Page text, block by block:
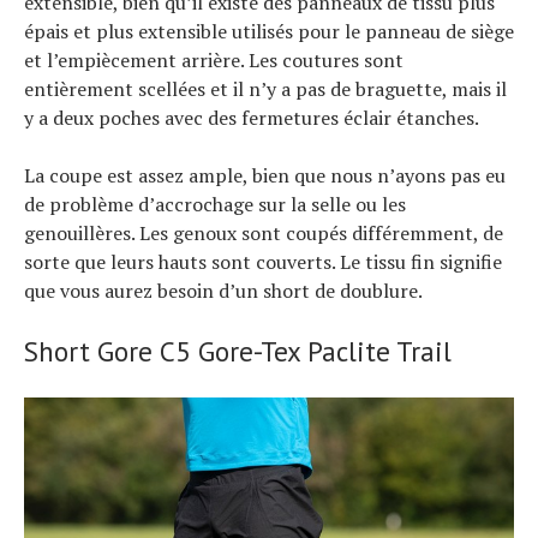
épais et plus extensible utilisés pour le panneau de siège
et l’empiècement arrière. Les coutures sont
entièrement scellées et il n’y a pas de braguette, mais il
y a deux poches avec des fermetures éclair étanches.
La coupe est assez ample, bien que nous n’ayons pas eu
de problème d’accrochage sur la selle ou les
genouillères. Les genoux sont coupés différemment, de
sorte que leurs hauts sont couverts. Le tissu fin signifie
que vous aurez besoin d’un short de doublure.
Short Gore C5 Gore-Tex Paclite Trail